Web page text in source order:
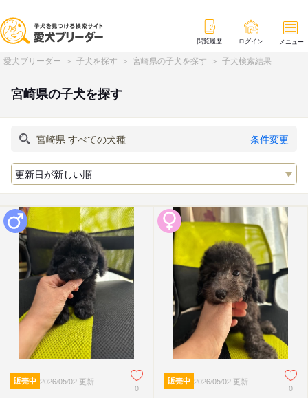
閲覧履歴 ログイン メニュー
愛犬ブリーダー 子犬を探す 宮崎県の子犬を探す 子犬検索結果
宮崎県の子犬を探す
条件変更
販売中 2026/05/02 更新
0
販売中 2026/05/02 更新
0